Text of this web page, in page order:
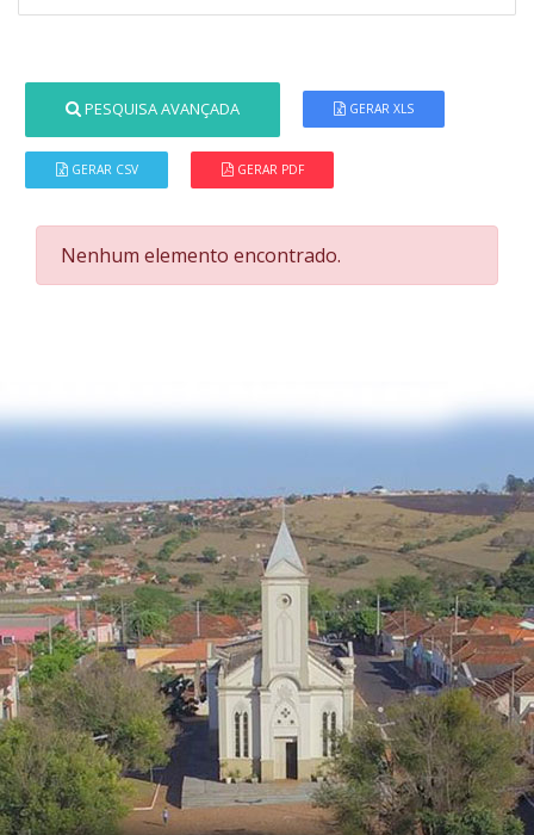
PESQUISA AVANÇADA GERAR XLS
GERAR CSV GERAR PDF
Nenhum elemento encontrado.